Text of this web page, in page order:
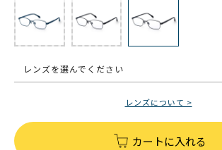
レンズを選んでください
レンズについて >
カートに入れる